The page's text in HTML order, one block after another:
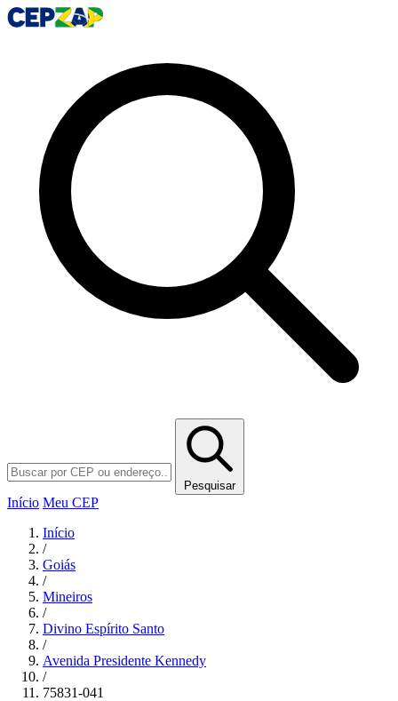
Pesquisar
Início Meu CEP
Início
/
Goiás
/
Mineiros
/
Divino Espírito Santo
/
Avenida Presidente Kennedy
/
75831-041